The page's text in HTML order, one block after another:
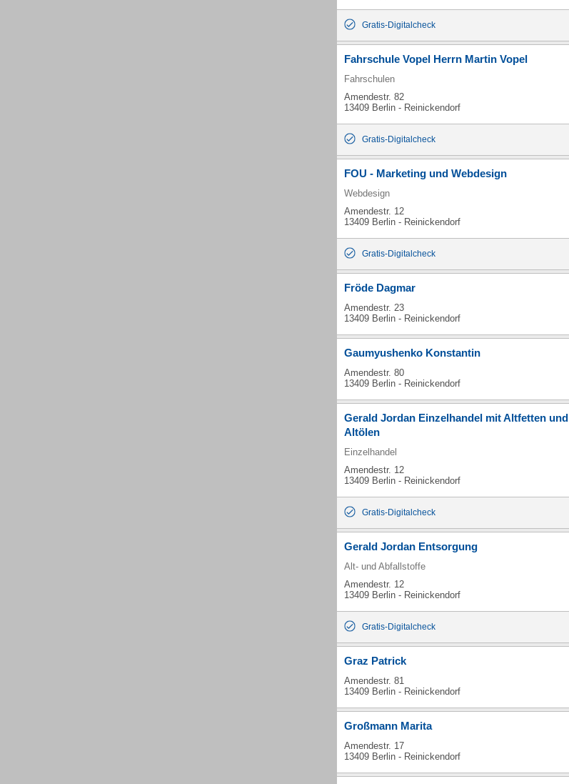
Gratis-Digitalcheck
Fahrschule Vopel Herrn Martin Vopel
Fahrschulen
Amendestr. 82
13409 Berlin - Reinickendorf
Gratis-Digitalcheck
FOU - Marketing und Webdesign
Webdesign
Amendestr. 12
13409 Berlin - Reinickendorf
Gratis-Digitalcheck
Fröde Dagmar
Amendestr. 23
13409 Berlin - Reinickendorf
Gaumyushenko Konstantin
Amendestr. 80
13409 Berlin - Reinickendorf
Gerald Jordan Einzelhandel mit Altfetten und
Altölen
Einzelhandel
Amendestr. 12
13409 Berlin - Reinickendorf
Gratis-Digitalcheck
Gerald Jordan Entsorgung
Alt- und Abfallstoffe
Amendestr. 12
13409 Berlin - Reinickendorf
Gratis-Digitalcheck
Graz Patrick
Amendestr. 81
13409 Berlin - Reinickendorf
Großmann Marita
Amendestr. 17
13409 Berlin - Reinickendorf